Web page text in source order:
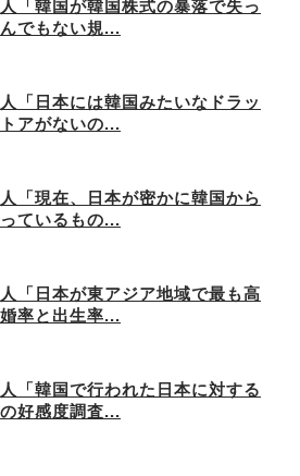
「韓国が韓国株式の暴落で失っ
でもない規...
「日本には韓国みたいなドラッ
アがないの...
「現在、日本が密かに韓国から
ているもの...
「日本が東アジア地域で最も高
率と出生率...
「韓国で行われた日本に対する
好感度調査...